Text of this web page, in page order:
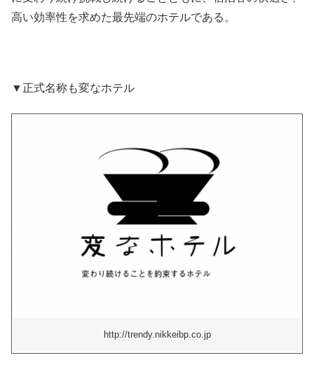
高い効率性を求めた最先端のホテルである。
▼正式名称も変なホテル
http://trendy.nikkeibp.co.jp